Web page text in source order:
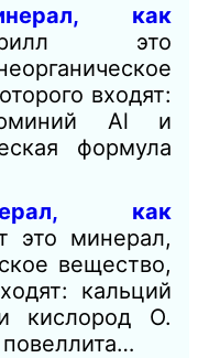
как
это
входят:
Аl и
формула
как
это минерал,
вещество,
кальций
кислород O.